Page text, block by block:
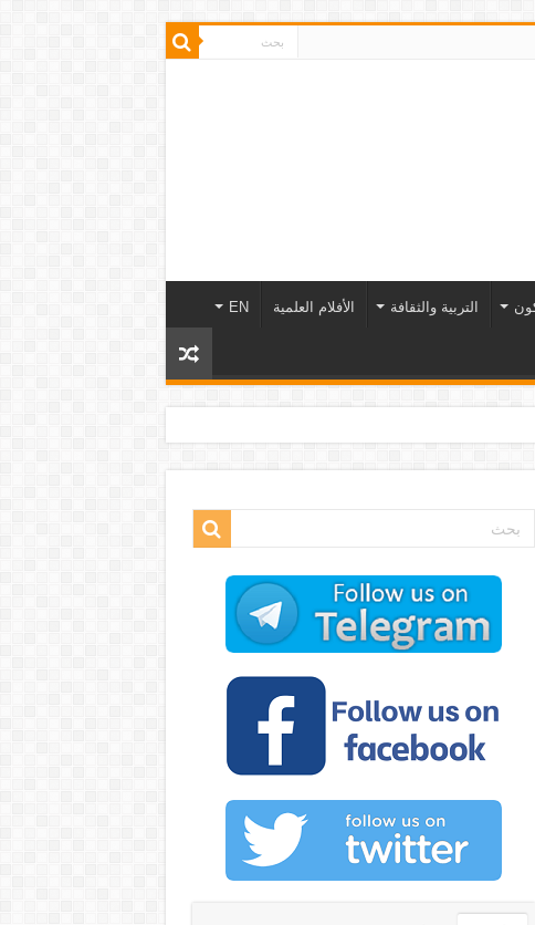
التربية والثقافة الأفلام العلمية EN